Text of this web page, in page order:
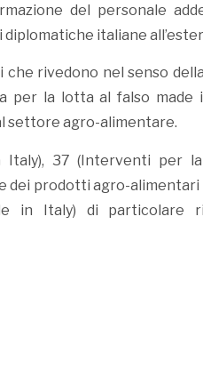
del personale
italiane
rivedono nel senso
per la lotta al falso made
settore agro-alimentare.
37 (Interventi per
dei prodotti agro-alimentari
in Italy) di particolare